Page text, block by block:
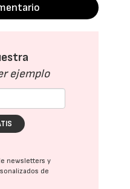
ejemplo
newsletters y
de